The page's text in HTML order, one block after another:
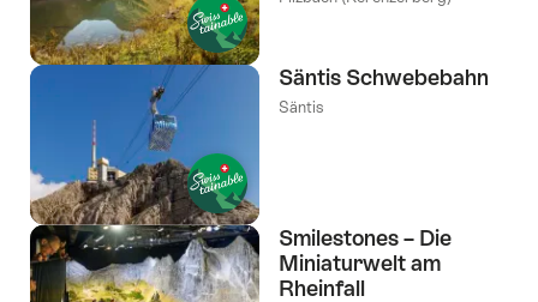
Säntis Schwebebahn
Säntis
Smilestones – Die
Miniaturwelt am
Rheinfall